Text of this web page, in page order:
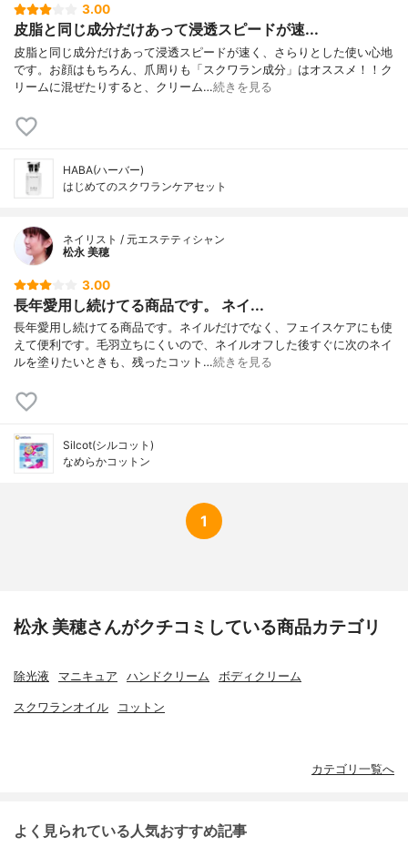
3.00
皮脂と同じ成分だけあって浸透スピードが速...
皮脂と同じ成分だけあって浸透スピードが速く、さらりとした使い心地
です。お顔はもちろん、爪周りも「スクワラン成分」はオススメ！！ク
リームに混ぜたりすると、クリーム…続きを見る
HABA(ハーバー)
はじめてのスクワランケアセット
ネイリスト / 元エステティシャン
松永 美穂
3.00
長年愛用し続けてる商品です。 ネイ...
長年愛用し続けてる商品です。ネイルだけでなく、フェイスケアにも使
えて便利です。毛羽立ちにくいので、ネイルオフした後すぐに次のネイ
ルを塗りたいときも、残ったコット…続きを見る
Silcot(シルコット)
なめらかコットン
1
松永 美穂さんがクチコミしている商品カテゴリ
除光液 マニキュア ハンドクリーム ボディクリーム
スクワランオイル コットン
カテゴリ一覧へ
よく見られている人気おすすめ記事